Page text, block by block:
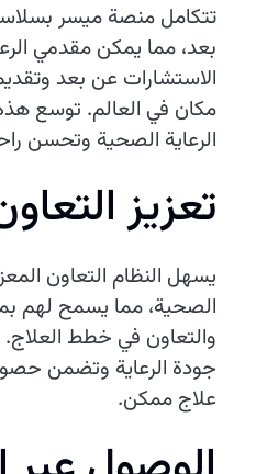
تتكامل منصة ميسر
بعد، مما يمكن مقدمي
الاستشارات عن بعد
مكان في العالم. توسع
الرعاية الصحية وتحسن
تعزيز
يسهل النظام التعاون
الصحية، مما يسمح لهم
والتعاون في خطط
جودة الرعاية وتضمن
علاج ممكن.